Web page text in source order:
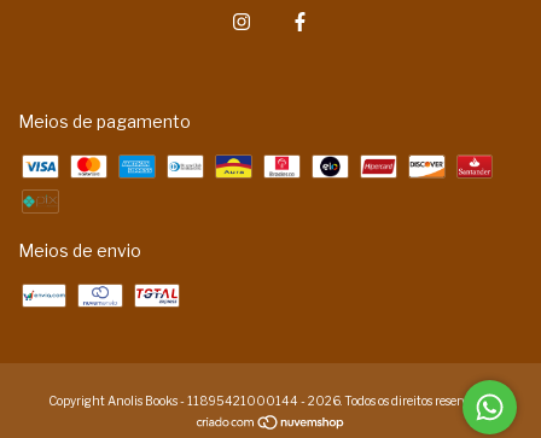
Meios de pagamento
Meios de envio
Copyright Anolis Books - 11895421000144 - 2026. Todos os direitos reservados.